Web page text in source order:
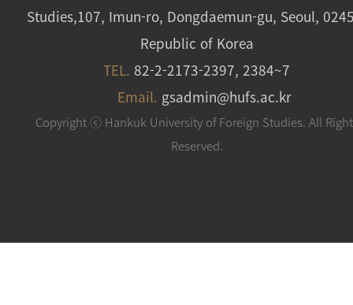
Studies,107, Imun-ro, Dongdaemun-gu, Seoul,
Republic of Korea
TEL. 82-2-2173-2397, 2384~7
Email. gsadmin@hufs.ac.kr
Copyright ⓒ Hankuk University of Foreign Studies. All
Reserved.